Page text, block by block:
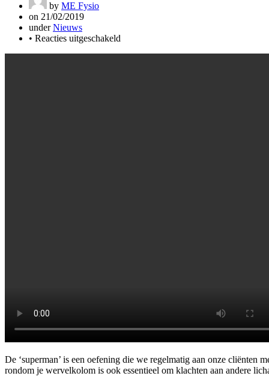
by ME Fysio
on 21/02/2019
under Nieuws
• Reacties uitgeschakeld
De ‘superman’ is een oefening die we regelmatig aan onze
rondom je wervelkolom is ook essentieel om klachten aan andere